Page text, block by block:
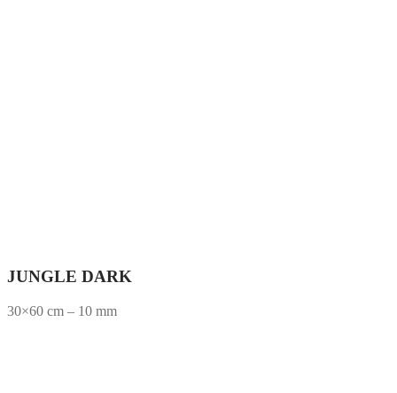
JUNGLE DARK
30×60 cm – 10 mm